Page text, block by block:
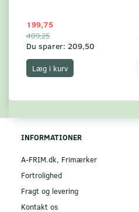
199,75
409,25
Du sparer: 209,50
Læg i kurv
INFORMATIONER
A-FRIM.dk, Frimærker
Fortrolighed
Fragt og levering
Kontakt os